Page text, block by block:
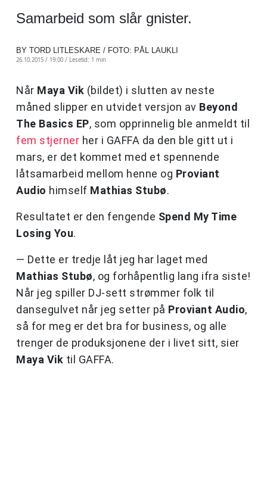
Samarbeid som slår gnister.
BY TORD LITLESKARE / FOTO: PÅL LAUKLI
26.10.2015 / 19:00 / Lesetid: 1 min
Når Maya Vik (bildet) i slutten av neste
måned slipper en utvidet versjon av Beyond
The Basics EP, som opprinnelig ble anmeldt til
fem stjerner her i GAFFA da den ble gitt ut i
mars, er det kommet med et spennende
låtsamarbeid mellom henne og Proviant
Audio himself Mathias Stubø.
Resultatet er den fengende Spend My Time
Losing You.
— Dette er tredje låt jeg har laget med
Mathias Stubø, og forhåpentlig lang ifra siste!
Når jeg spiller DJ-sett strømmer folk til
dansegulvet når jeg setter på Proviant Audio,
så for meg er det bra for business, og alle
trenger de produksjonene der i livet sitt, sier
Maya Vik til GAFFA.